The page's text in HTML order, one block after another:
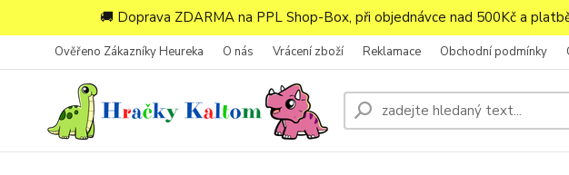
🚚 Doprava ZDARMA na PPL Shop-Box, při objednávce nad 500Kč a
Ověřeno Zákazníky Heureka O nás Vrácení zboží Reklamace Obchodní podmínky